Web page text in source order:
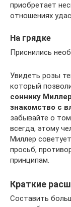
приобретает
отношениях
На грядке
Приснились
Увидеть розы
который
соннику
знакомство с
забывайте о
всегда, этому
Миллер
просьб,
принципам.
Краткие
Составить